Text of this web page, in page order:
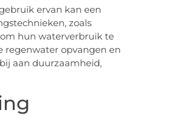
ervan kan een
zoals
hun waterverbruik te
regenwater opvangen en
aan duurzaamheid,